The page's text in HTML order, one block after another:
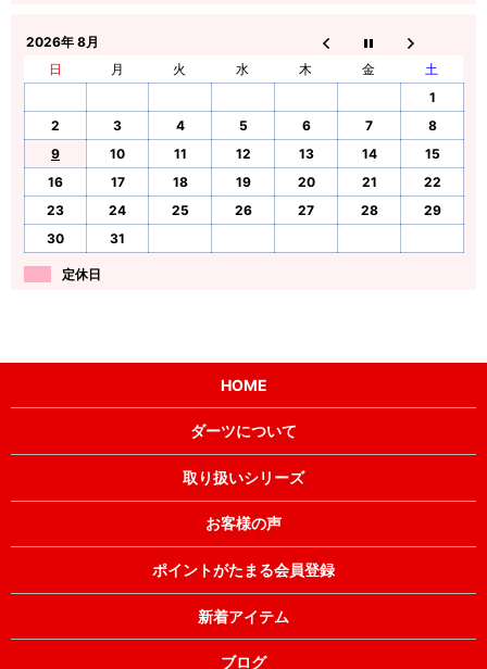
2026年 8月
日
月 火 水 木 金
土
1
2
3 4 5 6 7
8
9
10 11 12 13 14
15
16
17 18 19 20 21
22
23
24 25 26 27 28
29
30
31
定休日
HOME
ダーツについて
取り扱いシリーズ
お客様の声
ポイントがたまる会員登録
新着アイテム
ブログ